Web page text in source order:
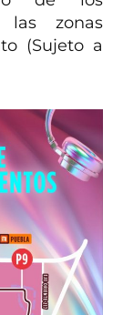
las zonas
(Sujeto a